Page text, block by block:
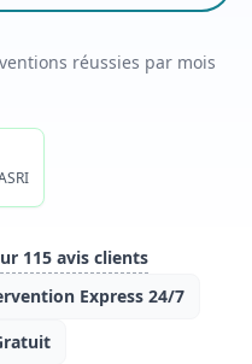
réussies par mois
115 avis clients
Express 24/7